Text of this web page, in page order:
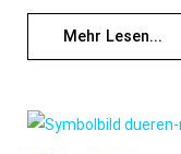
Mehr Lesen...